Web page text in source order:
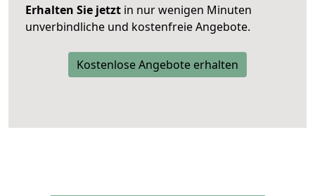
Erhalten Sie jetzt in nur wenigen Minuten
unverbindliche und kostenfreie Angebote.
Kostenlose Angebote erhalten